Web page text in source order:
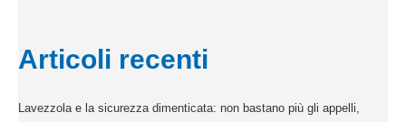
Articoli recenti
Lavezzola e la sicurezza dimenticata: non bastano più gli appelli,